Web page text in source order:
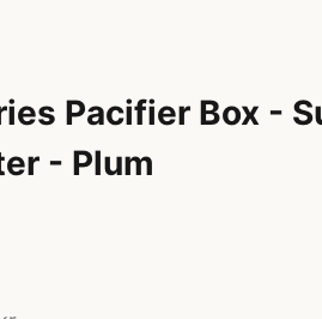
Pacifier Box -
- Plum